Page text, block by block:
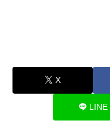
X
LINE